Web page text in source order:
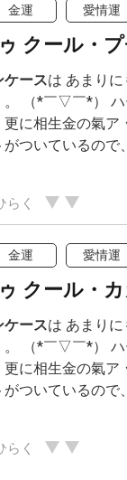
金運 愛情運
クール・
ケースは あまり
。 （*￣▽￣*）
に相生金の氣ア
ついているので
らく
金運 愛情運
クール・
ケースは あまり
。 （*￣▽￣*）
に相生金の氣ア
ついているので
らく